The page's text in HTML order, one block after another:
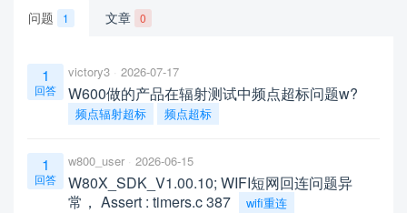
问题 1 文章 0
1
回答
victory3 2026-07-17
W600做的产品在辐射测试中频点超标问题w?
频点辐射超标 频点超标
1
回答
w800_user 2026-06-15
W80X_SDK_V1.00.10; WIFI短网回连问题异
常， Assert : timers.c 387
wifi重连